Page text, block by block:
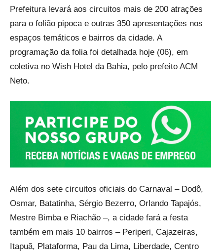
Prefeitura levará aos circuitos mais de 200 atrações
para o folião pipoca e outras 350 apresentações nos
espaços temáticos e bairros da cidade. A
programação da folia foi detalhada hoje (06), em
coletiva no Wish Hotel da Bahia, pelo prefeito ACM
Neto.
Além dos sete circuitos oficiais do Carnaval – Dodô,
Osmar, Batatinha, Sérgio Bezerro, Orlando Tapajós,
Mestre Bimba e Riachão –, a cidade fará a festa
também em mais 10 bairros – Periperi, Cajazeiras,
Itapuã, Plataforma, Pau da Lima, Liberdade, Centro